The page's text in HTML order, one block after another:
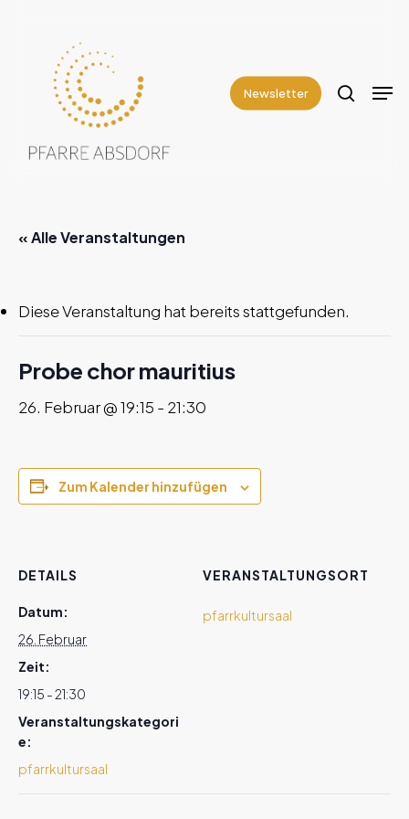
content
Newsletter
« Alle Veranstaltungen
Diese Veranstaltung hat bereits stattgefunden.
Probe chor mauritius
26. Februar @ 19:15 - 21:30
Zum Kalender hinzufügen
DETAILS
Datum:
26. Februar
Zeit:
19:15 - 21:30
Veranstaltungskategori
e:
pfarrkultursaal
VERANSTALTUNGSORT
pfarrkultursaal
Menu